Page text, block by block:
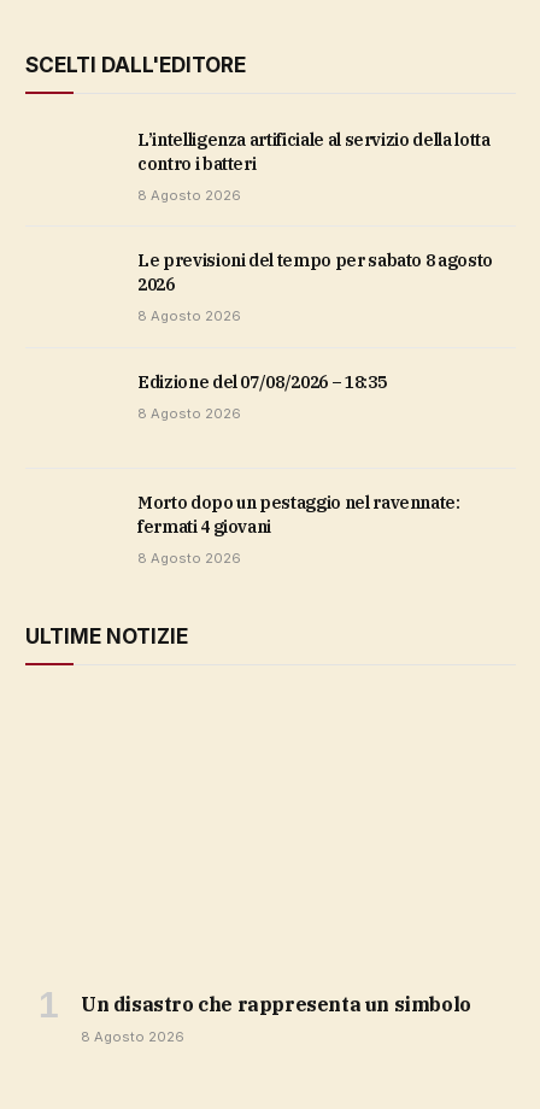
SCELTI DALL'EDITORE
L’intelligenza artificiale al servizio della lotta
contro i batteri
8 Agosto 2026
Le previsioni del tempo per sabato 8 agosto
2026
8 Agosto 2026
Edizione del 07/08/2026 – 18:35
8 Agosto 2026
Morto dopo un pestaggio nel ravennate:
fermati 4 giovani
8 Agosto 2026
ULTIME NOTIZIE
Un disastro che rappresenta un simbolo
8 Agosto 2026